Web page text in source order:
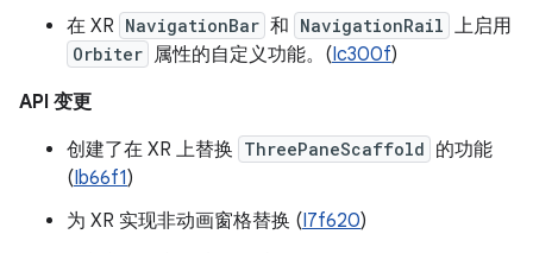
在 XR NavigationBar 和 NavigationRail 上启用
Orbiter 属性的自定义功能。(Ic300f)
API 变更
创建了在 XR 上替换 ThreePaneScaffold 的功能
(Ib66f1)
为 XR 实现非动画窗格替换 (I7f620)